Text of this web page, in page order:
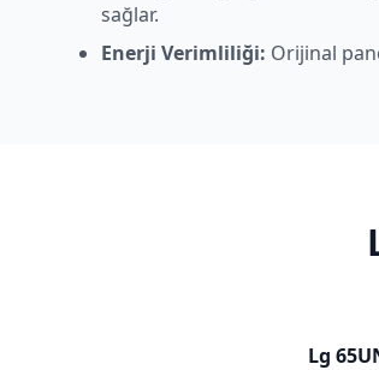
sağlar.
Enerji Verimliliği: Orijinal
Lg